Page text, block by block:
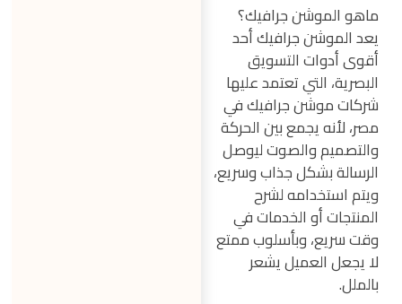
ماهو الموشن جرافيك؟
يعد الموشن جرافيك أحد
أقوى أدوات التسويق
البصرية، التي تعتمد عليها
شركات موشن جرافيك في
مصر، لأنه يجمع بين الحركة
والتصميم والصوت ليوصل
الرسالة بشكل جذاب وسريع،
ويتم استخدامه لشرح
المنتجات أو الخدمات في
وقت سريع، وبأسلوب ممتع
لا يجعل العميل يشعر
بالملل.